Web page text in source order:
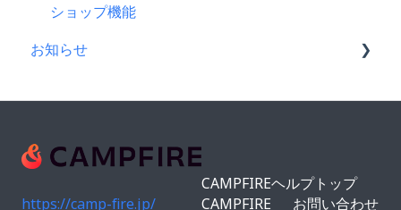
Paypal決済
支援をする前に
仲間募集について
FamiPay（ファミペイ）決済
プロフィールについて
プロジェクト公開後によくある質問
プロジェクト公開後の変更・中止について
ショップ機能
お知らせ
営業情報・メンテナンスのお知らせ
https://camp-fire.jp/
CAMPFIREヘルプトップ
CAMPFIRE
お問い合わせ